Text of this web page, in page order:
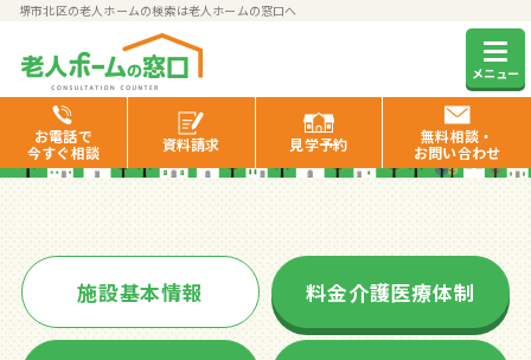
堺市北区の老人ホームの検索は老人ホームの窓口へ
メニュー
お電話で
今すぐ相談
資料請求 見学予約
無料相談・
お問い合わせ
グッドタイム リビング な
かもず
施設基本情報 料金介護医療体制